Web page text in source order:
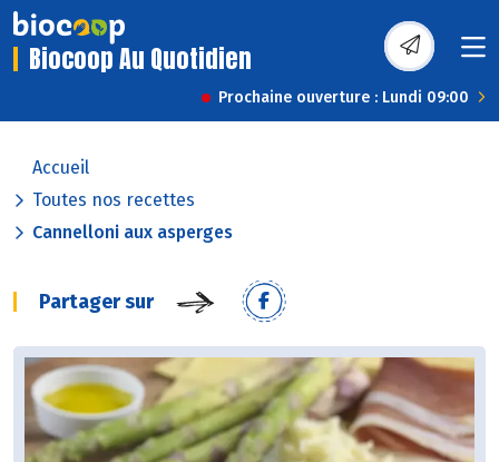
Biocoop Au Quotidien
Prochaine ouverture : Lundi 09:00
Accueil
Toutes nos recettes
Cannelloni aux asperges
Partager sur